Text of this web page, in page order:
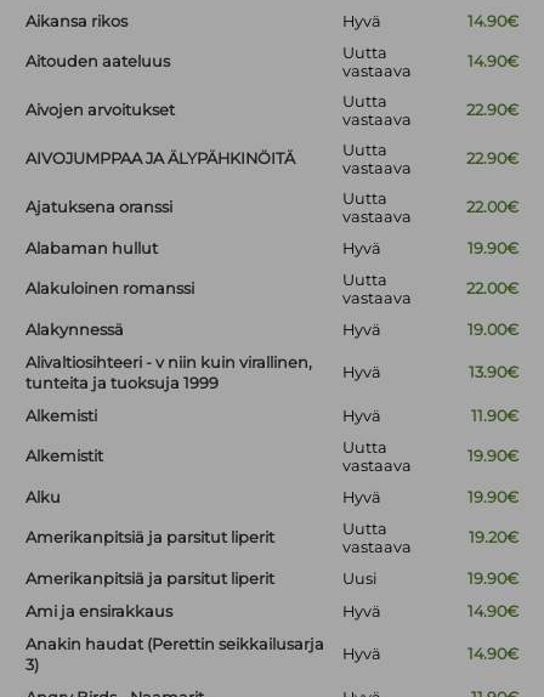
Aikansa rikos Hyvä 14.90€
Aitouden aateluus
Uutta
vastaava
14.90€
Aivojen arvoitukset
Uutta
vastaava
22.90€
AIVOJUMPPAA JA ÄLYPÄHKINÖITÄ
Uutta
vastaava
22.90€
Ajatuksena oranssi
Uutta
vastaava
22.00€
Alabaman hullut Hyvä 19.90€
Alakuloinen romanssi
Uutta
vastaava
22.00€
Alakynnessä Hyvä
19.00€
Alivaltiosihteeri - v niin kuin virallinen,
tunteita ja tuoksuja 1999
Hyvä 13.90€
Alkemisti Hyvä 11.90€
Alkemistit
Uutta
vastaava
19.90€
Alku Hyvä 19.90€
Amerikanpitsiä ja parsitut liperit
Uutta
vastaava
19.20€
Amerikanpitsiä ja parsitut liperit Uusi
19.90€
Ami ja ensirakkaus
Hyvä
14.90€
Anakin haudat (Perettin seikkailusarja
3)
Hyvä 14.90€